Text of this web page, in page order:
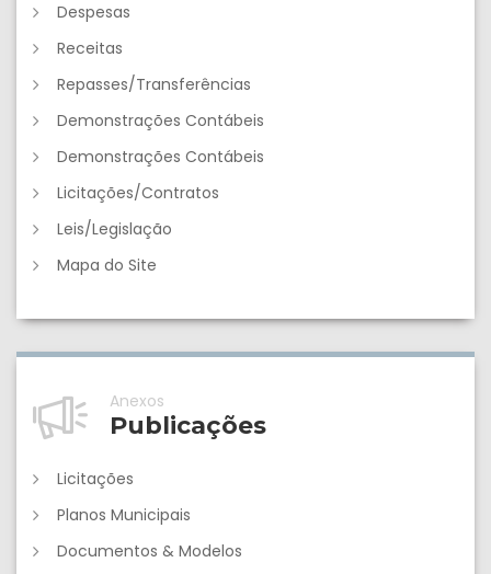
Despesas
Receitas
Repasses/Transferências
Demonstrações Contábeis
Demonstrações Contábeis
Licitações/Contratos
Leis/Legislação
Mapa do Site
Anexos
Publicações
Licitações
Planos Municipais
Documentos & Modelos